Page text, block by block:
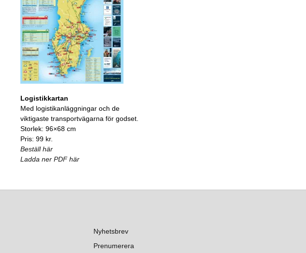
Logistikkartan
Med logistikanläggningar och de
viktigaste transportvägarna för godset.
Storlek: 96×68 cm
Pris: 99 kr.
Beställ här
Ladda ner PDF här
Nyhetsbrev
Prenumerera